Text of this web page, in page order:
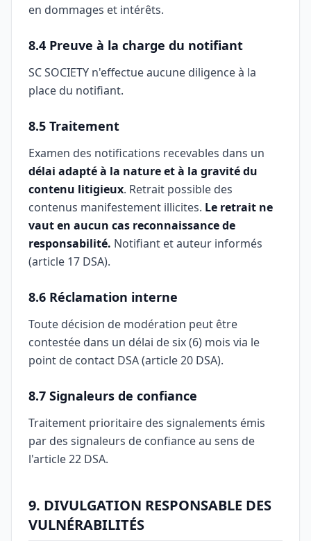
en dommages et intérêts.
8.4 Preuve à la charge du notifiant
SC SOCIETY n'effectue aucune diligence à la
place du notifiant.
8.5 Traitement
Examen des notifications recevables dans un
délai adapté à la nature et à la gravité du
contenu litigieux. Retrait possible des
contenus manifestement illicites. Le retrait ne
vaut en aucun cas reconnaissance de
responsabilité. Notifiant et auteur informés
(article 17 DSA).
8.6 Réclamation interne
Toute décision de modération peut être
contestée dans un délai de six (6) mois via le
point de contact DSA (article 20 DSA).
8.7 Signaleurs de confiance
Traitement prioritaire des signalements émis
par des signaleurs de confiance au sens de
l'article 22 DSA.
9. DIVULGATION RESPONSABLE DES
VULNÉRABILITÉS